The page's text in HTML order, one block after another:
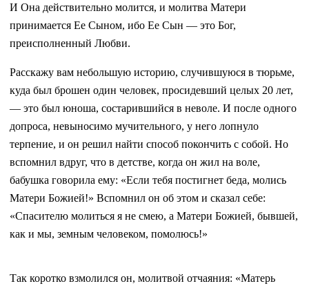
И Она действительно молится, и молитва Матери
принимается Ее Сыном, ибо Ее Сын — это Бог,
преисполненный Любви.
Расскажу вам небольшую историю, случившуюся в тюрьме,
куда был брошен один человек, просидевший целых 20 лет,
— это был юноша, состарившийся в неволе. И после одного
допроса, невыносимо мучительного, у него лопнуло
терпение, и он решил найти способ покончить с собой. Но
вспомнил вдруг, что в детстве, когда он жил на воле,
бабушка говорила ему: «Если тебя постигнет беда, молись
Матери Божией!» Вспомнил он об этом и сказал себе:
«Спасителю молиться я не смею, а Матери Божией, бывшей,
как и мы, земным человеком, помолюсь!»
Так коротко взмолился он, молитвой отчаяния: «Матерь